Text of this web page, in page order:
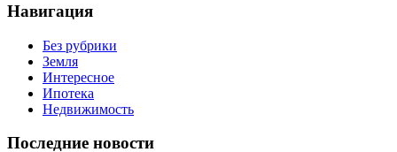
Навигация
Без рубрики
Земля
Интересное
Ипотека
Недвижимость
Последние новости